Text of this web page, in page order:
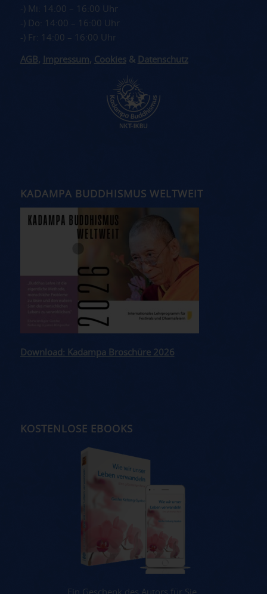
-) Mi: 14:00 – 16:00 Uhr
-) Do: 14:00 – 16:00 Uhr
-) Fr: 14:00 – 16:00 Uhr
AGB , Impressum, Cookies& Datenschutz
KADAMPA BUDDHISMUS WELTWEIT
Download: Kadampa Broschüre 2026
KOSTENLOSE EBOOKS